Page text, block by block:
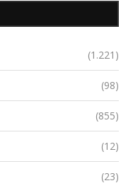
(1.221)
(98)
(855)
(12)
(23)